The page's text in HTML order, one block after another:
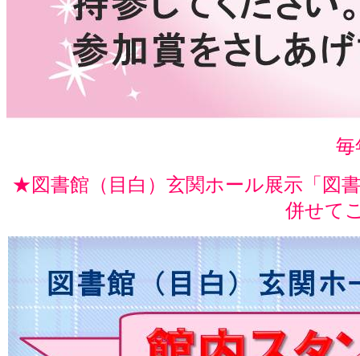
毎
★図書館（目白）玄関ホール展示「図
併せて